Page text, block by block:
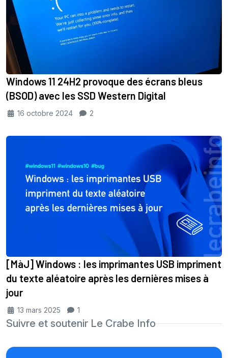
Windows 11 24H2 provoque des écrans bleus
(BSOD) avec les SSD Western Digital
16 octobre 2024 2
[MàJ] Windows : les imprimantes USB impriment
du texte aléatoire après les dernières mises à
jour
13 mars 2025 1
Suivre et soutenir Le Crabe Info